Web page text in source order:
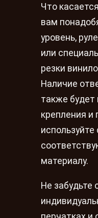
Что
вам
уровень,
или
резки
Наличие
также
крепления и
используйте
материалу.
Не забудьте